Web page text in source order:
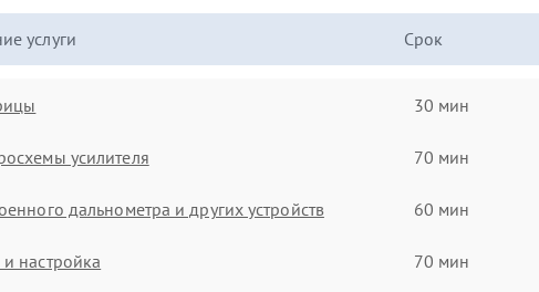
услуги Срок
30 мин
усилителя 70 мин
дальнометра и других устройств 60 мин
настройка 70 мин